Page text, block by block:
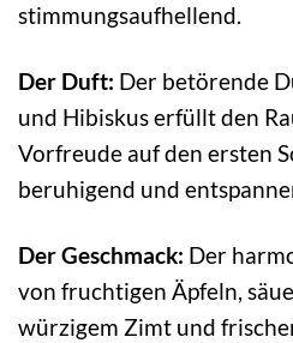
stimmungsaufhellend.
Der Duft: Der betörende
und Hibiskus erfüllt den
Vorfreude auf den ersten
beruhigend und
Der Geschmack: Der
von fruchtigen Äpfeln,
würzigem Zimt und